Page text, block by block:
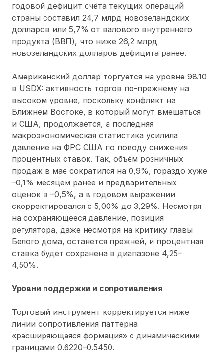
годовой дефицит счёта текущих операций
страны составил 24,7 млрд новозеландских
долларов или 5,7% от валового внутреннего
продукта (ВВП), что ниже 26,2 млрд
новозеландских долларов дефицита ранее.
Американский доллар торгуется на уровне 98.10
в USDX: активность торгов по-прежнему на
высоком уровне, поскольку конфликт на
Ближнем Востоке, в который могут вмешаться
и США, продолжается, а последняя
макроэкономическая статистика усилила
давление на ФРС США по поводу снижения
процентных ставок. Так, объём розничных
продаж в мае сократился на 0,9%, гораздо хуже
–0,1% месяцем ранее и предварительных
оценок в –0,5%, а в годовом выражении
скорректировался с 5,00% до 3,29%. Несмотря
на сохраняющееся давление, позиция
регулятора, даже несмотря на критику главы
Белого дома, останется прежней, и процентная
ставка будет сохранена в диапазоне 4,25–
4,50%.
Уровни поддержки и сопротивления
Торговый инструмент корректируется ниже
линии сопротивления паттерна
«расширяющаяся формация» с динамическими
границами 0.6220–0.5450.